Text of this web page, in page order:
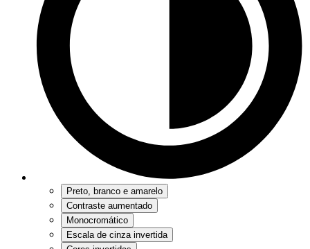
Preto, branco e amarelo
Contraste aumentado
Monocromático
Escala de cinza invertida